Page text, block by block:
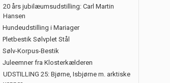
20 års jubilæumsudstilling: Carl Martin
Hansen
Hundeudstilling i Mariager
Pletbestik Sølvplet Stål
Sølv-Korpus-Bestik
Juleemner fra Klosterkælderen
UDSTILLING 25: Bjørne, Isbjørne m. arktiske